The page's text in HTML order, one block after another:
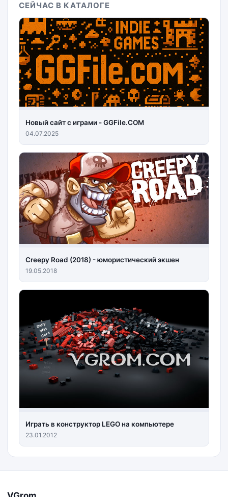
СЕЙЧАС В КАТАЛОГЕ
Новый сайт с играми - GGFile.COM
04.07.2025
Creepy Road (2018) - юмористический экшен
19.05.2018
Играть в конструктор LEGO на компьютере
23.01.2012